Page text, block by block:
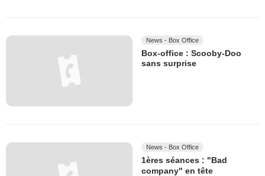
News - Box Office
Box-office : Scooby-Doo
sans surprise
News - Box Office
1ères séances : "Bad
company" en tête